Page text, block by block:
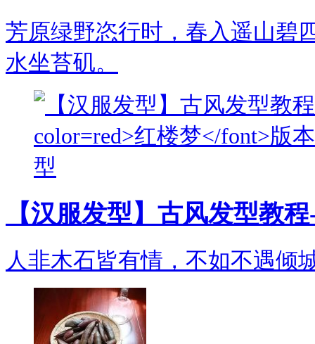
芳原绿野恣行时，春入遥山碧
水坐苔矶。
【汉服发型】古风发型教程
人非木石皆有情，不如不遇倾